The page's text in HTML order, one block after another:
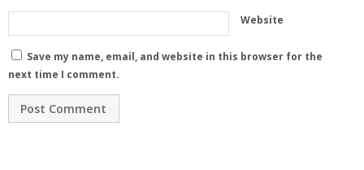
Website
Save my name, email, and website in this browser for the
next time I comment.